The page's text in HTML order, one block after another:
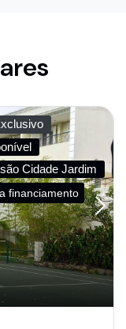
Cidade Jardim
financiamento